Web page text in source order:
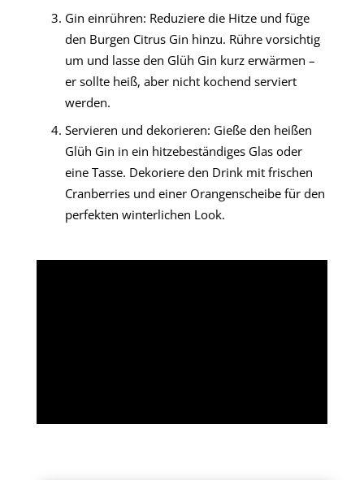
Gin einrühren: Reduziere die Hitze und füge
den Burgen Citrus Gin hinzu. Rühre vorsichtig
um und lasse den Glüh Gin kurz erwärmen –
er sollte heiß, aber nicht kochend serviert
werden.
Servieren und dekorieren: Gieße den heißen
Glüh Gin in ein hitzebeständiges Glas oder
eine Tasse. Dekoriere den Drink mit frischen
Cranberries und einer Orangenscheibe für den
perfekten winterlichen Look.